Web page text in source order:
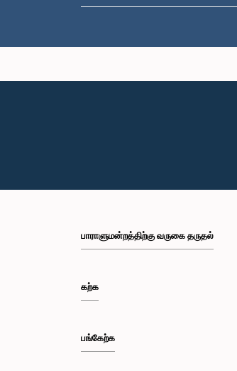
பாராளுமன்றத்திற்கு வருகை தருதல்
கற்க
பங்கேற்க